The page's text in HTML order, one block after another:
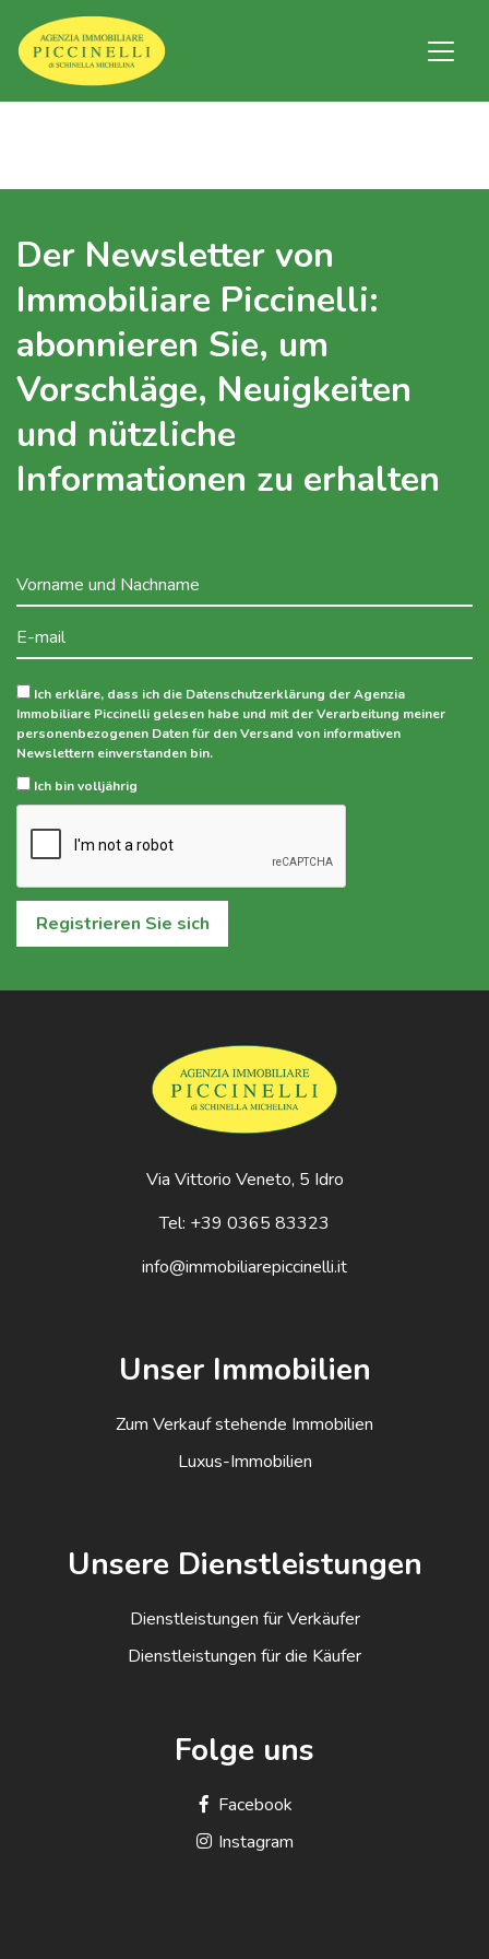
Der Newsletter von
Immobiliare Piccinelli:
abonnieren Sie, um
Vorschläge, Neuigkeiten
und nützliche
Informationen zu erhalten
Ich erkläre, dass ich die Datenschutzerklärung der Agenzia
Immobiliare Piccinelli gelesen habe und mit der Verarbeitung meiner
personenbezogenen Daten für den Versand von informativen
Newslettern einverstanden bin.
Ich bin volljährig
Registrieren Sie sich
Via Vittorio Veneto, 5 Idro
Tel: +39 0365 83323
info@immobiliarepiccinelli.it
Unser Immobilien
Zum Verkauf stehende Immobilien
Luxus-Immobilien
Unsere Dienstleistungen
Dienstleistungen für Verkäufer
Dienstleistungen für die Käufer
Folge uns
Facebook
Instagram